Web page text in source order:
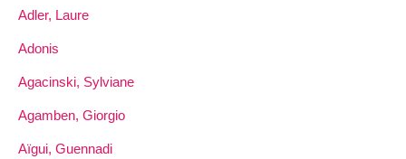
Adler, Laure
Adonis
Agacinski, Sylviane
Agamben, Giorgio
Aïgui, Guennadi